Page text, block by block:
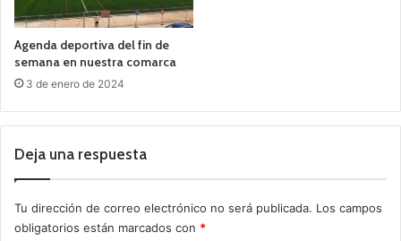
Agenda deportiva del fin de
semana en nuestra comarca
3 de enero de 2024
Deja una respuesta
Tu dirección de correo electrónico no será publicada. Los campos
obligatorios están marcados con *